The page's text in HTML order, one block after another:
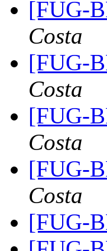
[FUG-
Costa
[FUG-
Costa
[FUG-
Costa
[FUG-
Costa
[FUG-